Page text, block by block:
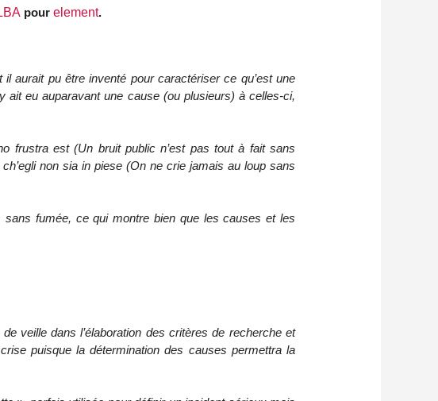
pour element.
aurait pu être inventé pour caractériser ce qu’est une
ait eu auparavant une cause (ou plusieurs) à celles-ci,
frustra est (Un bruit public n’est pas tout à fait sans
non sia in piese (On ne crie jamais au loup sans
fumée, ce qui montre bien que les causes et les
veille dans l’élaboration des critères de recherche et
puisque la détermination des causes permettra la